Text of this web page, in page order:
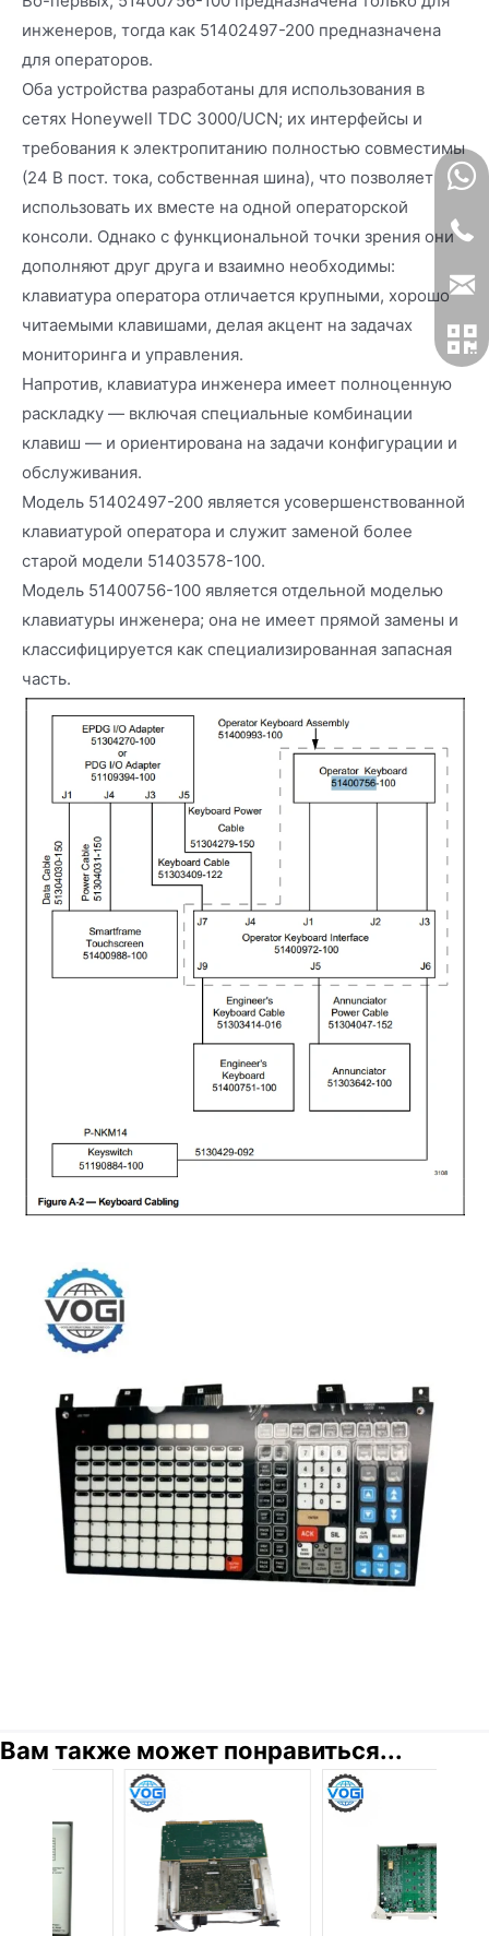
инженеров, тогда как 51402497-200 предназначена
для операторов.
Оба устройства разработаны для использования в
сетях Honeywell TDC 3000/UCN; их интерфейсы и
требования к электропитанию полностью совместимы
(24 В пост. тока, собственная шина), что позволяет
использовать их вместе на одной операторской
консоли. Однако с функциональной точки зрения они
дополняют друг друга и взаимно необходимы:
клавиатура оператора отличается крупными, хорошо
читаемыми клавишами, делая акцент на задачах
мониторинга и управления.
Напротив, клавиатура инженера имеет полноценную
раскладку — включая специальные комбинации
клавиш — и ориентирована на задачи конфигурации и
обслуживания.
Модель 51402497-200 является усовершенствованной
клавиатурой оператора и служит заменой более
старой модели 51403578-100.
Модель 51400756-100 является отдельной моделью
клавиатуры инженера; она не имеет прямой замены и
классифицируется как специализированная запасная
часть.
Вам также может понравиться...